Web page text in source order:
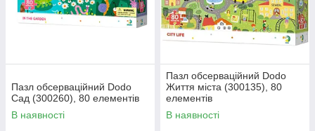
Пазл обсерваційний Dodo
Сад (300260), 80 елементів
В наявності
Пазл обсерваційний Dodo
Життя міста (300135), 80
елементів
В наявності